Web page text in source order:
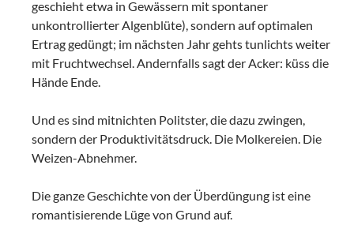
geschieht etwa in Gewässern mit spontaner
unkontrollierter Algenblüte), sondern auf optimalen
Ertrag gedüngt; im nächsten Jahr gehts tunlichts weiter
mit Fruchtwechsel. Andernfalls sagt der Acker: küss die
Hände Ende.
Und es sind mitnichten Politster, die dazu zwingen,
sondern der Produktivitätsdruck. Die Molkereien. Die
Weizen-Abnehmer.
Die ganze Geschichte von der Überdüngung ist eine
romantisierende Lüge von Grund auf.